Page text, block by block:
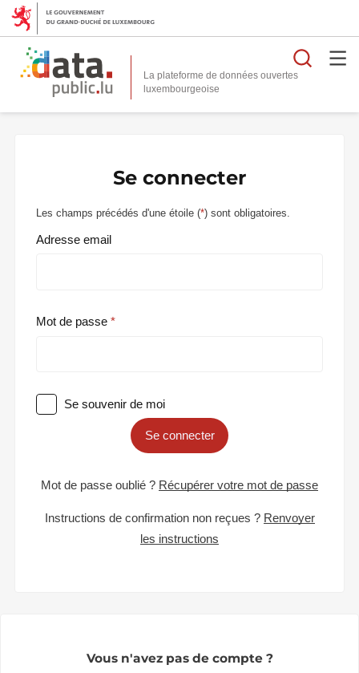
La plateforme de données ouvertes
Se connecter
Les champs précédés d'une étoile (*) sont obligatoires.
Adresse email
Mot de passe
Se souvenir de moi
Se connecter
Mot de passe oublié ? Récupérer votre mot de passe
Instructions de confirmation non reçues ? Renvoyer
les instructions
Vous n'avez pas de compte ?